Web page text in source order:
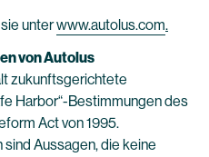
unterwww.autolus.com.
von Autolus
zukunftsgerichtete
Harbor“-Bestimmungen des
Act von 1995.
Aussagen, die keine